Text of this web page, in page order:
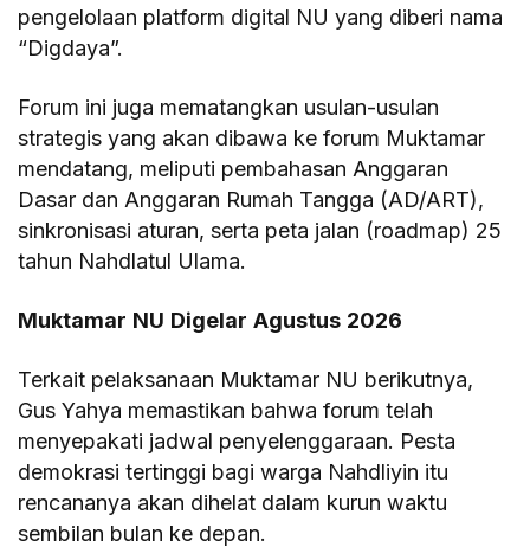
pengelolaan platform digital NU yang diberi nama
“Digdaya”.
Forum ini juga mematangkan usulan-usulan
strategis yang akan dibawa ke forum Muktamar
mendatang, meliputi pembahasan Anggaran
Dasar dan Anggaran Rumah Tangga (AD/ART),
sinkronisasi aturan, serta peta jalan (roadmap) 25
tahun Nahdlatul Ulama.
Muktamar NU Digelar Agustus 2026
Terkait pelaksanaan Muktamar NU berikutnya,
Gus Yahya memastikan bahwa forum telah
menyepakati jadwal penyelenggaraan. Pesta
demokrasi tertinggi bagi warga Nahdliyin itu
rencananya akan dihelat dalam kurun waktu
sembilan bulan ke depan.